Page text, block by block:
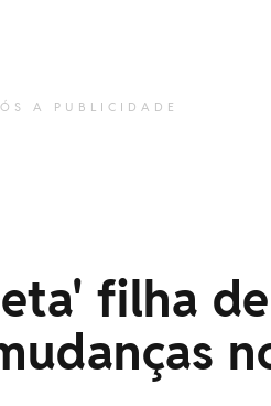
A PUBLICIDADE
filha de